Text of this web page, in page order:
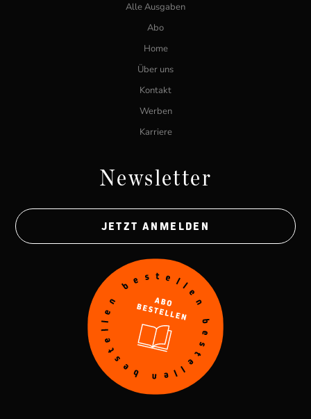
Alle Ausgaben
Abo
Home
Über uns
Kontakt
Werben
Karriere
Newsletter
JETZT ANMELDEN